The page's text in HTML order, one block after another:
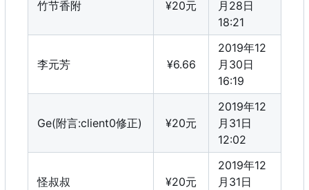
竹节香附 ¥20元
月28日
18:21
李元芳 ¥6.66
2019年12
月30日
16:19
Ge(附言:client0修正) ¥20元
2019年12
月31日
12:02
怪叔叔 ¥20元
2019年12
月31日